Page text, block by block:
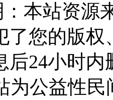
：本站资源
了您的版权
后24小时内
公益性民